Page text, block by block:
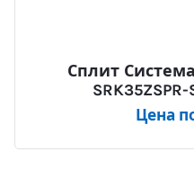
Сплит
Цена